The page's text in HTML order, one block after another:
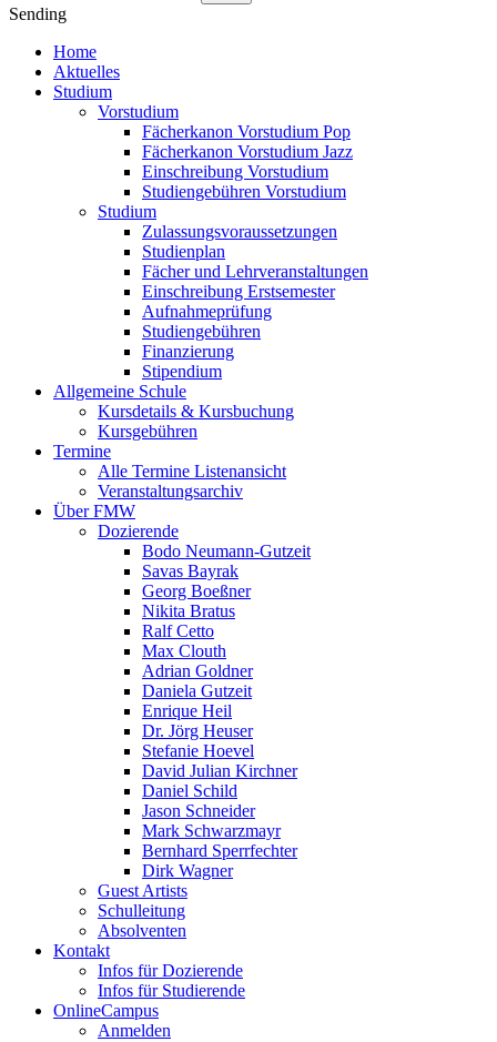
Sending
Home
Aktuelles
Studium
Vorstudium
Fächerkanon Vorstudium Pop
Fächerkanon Vorstudium Jazz
Einschreibung Vorstudium
Studiengebühren Vorstudium
Studium
Zulassungsvoraussetzungen
Studienplan
Fächer und Lehrveranstaltungen
Einschreibung Erstsemester
Aufnahmeprüfung
Studiengebühren
Finanzierung
Stipendium
Allgemeine Schule
Kursdetails & Kursbuchung
Kursgebühren
Termine
Alle Termine Listenansicht
Veranstaltungsarchiv
Über FMW
Dozierende
Bodo Neumann-Gutzeit
Savas Bayrak
Georg Boeßner
Nikita Bratus
Ralf Cetto
Max Clouth
Adrian Goldner
Daniela Gutzeit
Enrique Heil
Dr. Jörg Heuser
Stefanie Hoevel
David Julian Kirchner
Daniel Schild
Jason Schneider
Mark Schwarzmayr
Bernhard Sperrfechter
Dirk Wagner
Guest Artists
Schulleitung
Absolventen
Kontakt
Infos für Dozierende
Infos für Studierende
OnlineCampus
Anmelden